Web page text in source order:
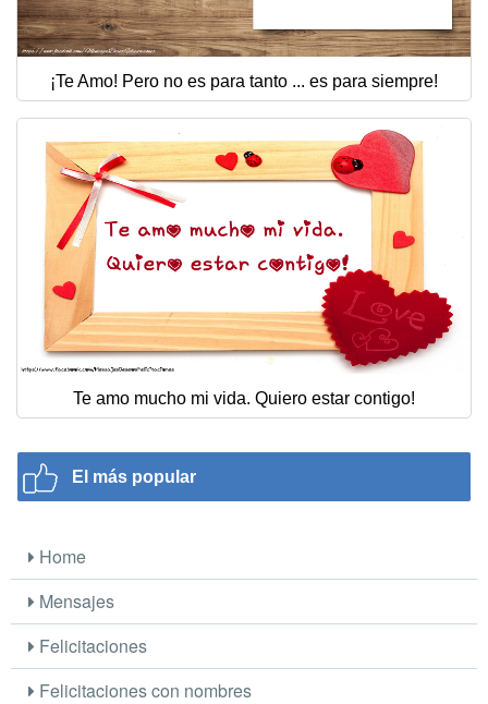
¡Te Amo! Pero no es para tanto ... es para siempre!
Te amo mucho mi vida. Quiero estar contigo!
El más popular
Home
Mensajes
Felicitaciones
Felicitaciones con nombres